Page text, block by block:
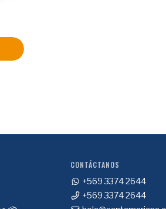
CONTÁCTANOS
+569 3374 2644
+569 3374 2644